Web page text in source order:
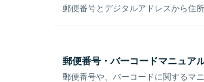
郵便番号とデジタルアドレスから住
郵便番号・バーコードマニュア
郵便番号や、バーコードに関するマ